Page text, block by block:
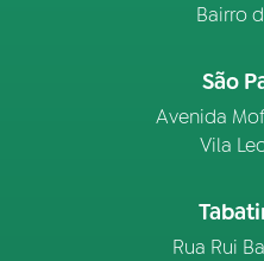
Bairro
São
Avenida
Vila
Rua Rui